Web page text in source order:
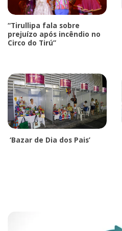
“Tirullipa fala sobre
prejuízo após incêndio no
Circo do Tirú”
‘Bazar de Dia dos Pais’